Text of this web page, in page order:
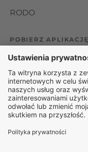
RODO
POBIERZ APLIKACJĘ
Organizator udzielania
podmiotem leczniczym
kwietnia 2011 roku o
rejestru podmiotów
numerem: